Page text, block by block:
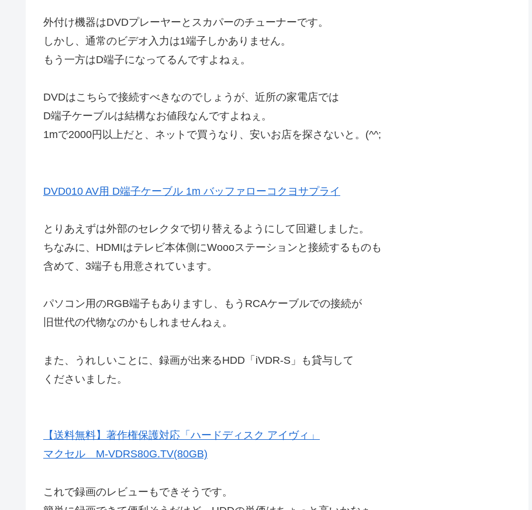
外付け機器はDVDプレーヤーとスカパーのチューナーです。
しかし、通常のビデオ入力は1端子しかありません。
もう一方はD端子になってるんですよねぇ。
DVDはこちらで接続すべきなのでしょうが、近所の家電店では
D端子ケーブルは結構なお値段なんですよねぇ。
1mで2000円以上だと、ネットで買うなり、安いお店を探さないと。(^^;
DVD010 AV用 D端子ケーブル 1m バッファローコクヨサプライ
とりあえずは外部のセレクタで切り替えるようにして回避しました。
ちなみに、HDMIはテレビ本体側にWoooステーションと接続するものも
含めて、3端子も用意されています。
パソコン用のRGB端子もありますし、もうRCAケーブルでの接続が
旧世代の代物なのかもしれませんねぇ。
また、うれしいことに、録画が出来るHDD「iVDR-S」も貸与して
くださいました。
【送料無料】著作権保護対応「ハードディスク アイヴィ」
マクセル M-VDRS80G.TV(80GB)
これで録画のレビューもできそうです。